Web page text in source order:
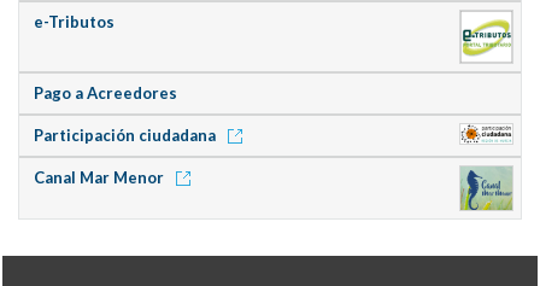
e-Tributos
Pago a Acreedores
Participación ciudadana
Canal Mar Menor